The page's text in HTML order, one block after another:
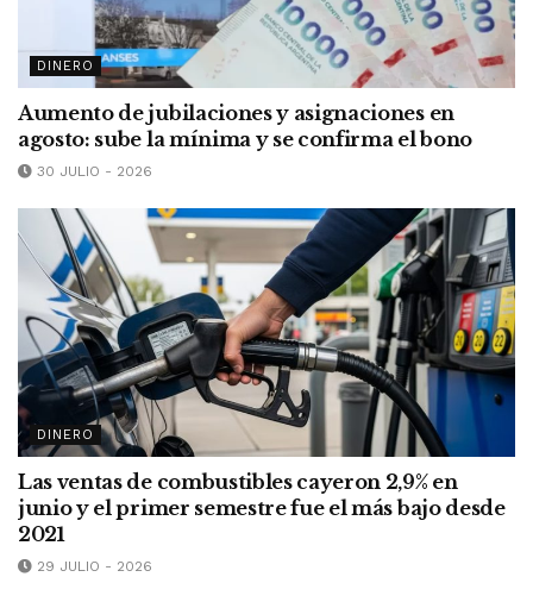
DINERO
Aumento de jubilaciones y asignaciones en
agosto: sube la mínima y se confirma el bono
30 JULIO - 2026
DINERO
Las ventas de combustibles cayeron 2,9% en
junio y el primer semestre fue el más bajo desde
2021
29 JULIO - 2026